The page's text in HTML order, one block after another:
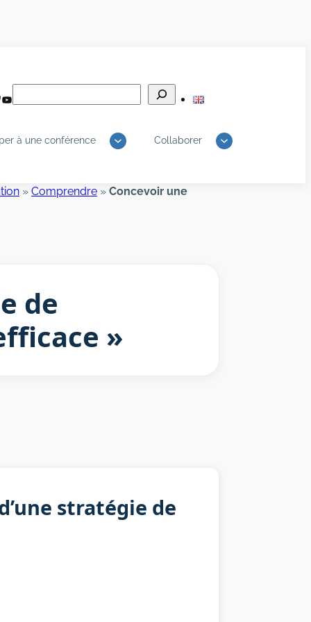
YouTube
à une conférence Collaborer
» Comprendre » Concevoir une
de
»
stratégie de